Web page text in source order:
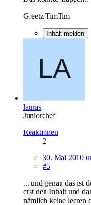
Greetz TimTim
Inhalt melden
lauras
Juniorchef
Reaktionen
2
30. Mai 2010
#5
... und genau das ist
erst den Inhalt und
nämlich keine leeren